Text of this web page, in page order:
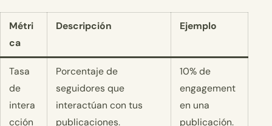
Métri
ca
Descripción Ejemplo
Tasa
de
intera
cción
Porcentaje de
seguidores que
interactúan con tus
publicaciones.
10% de
engagement
en una
publicación.